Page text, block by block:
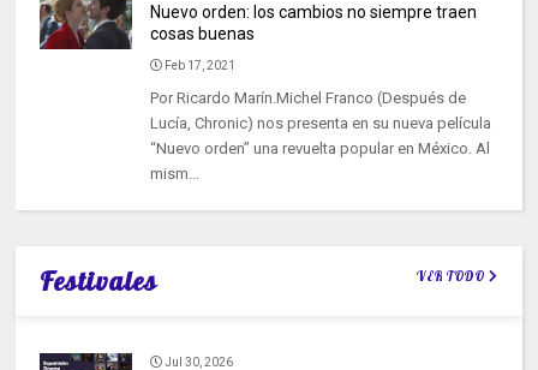
Nuevo orden: los cambios no siempre traen
cosas buenas
Feb 17, 2021
Por Ricardo Marín.Michel Franco (Después de
Lucía, Chronic) nos presenta en su nueva película
“Nuevo orden” una revuelta popular en México. Al
mism...
Festivales VER TODO
Jul 30, 2026